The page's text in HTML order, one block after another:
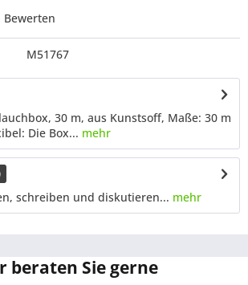
Bewerten
M51767
30 m, aus Kunstsoff, Maße: 30 m
Die Box... mehr
schreiben und diskutieren... mehr
beraten Sie gerne